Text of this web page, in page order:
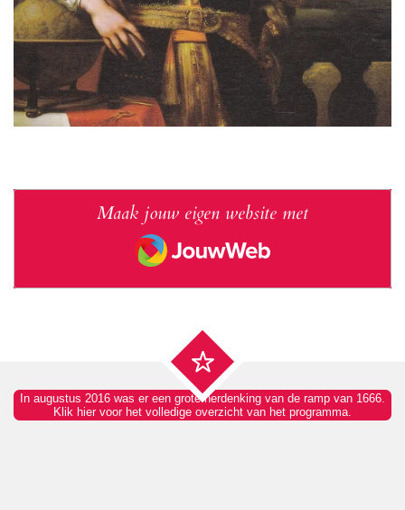
Maak jouw eigen website met
JouwWeb
In augustus 2016 was er een grote herdenking van de ramp van 1666.
Klik hier voor het volledige overzicht van het programma.